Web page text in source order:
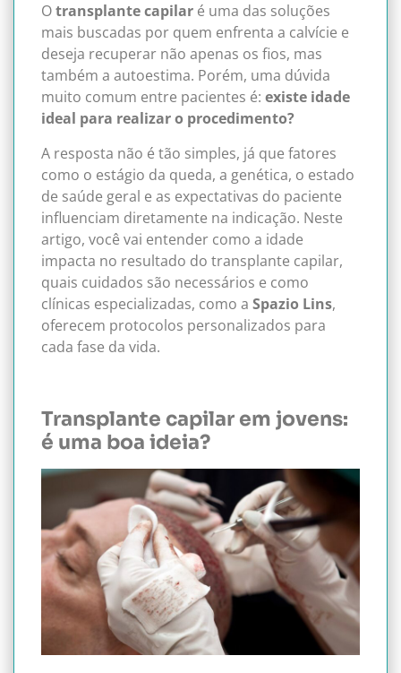
Otransplante capilar é uma das soluções
mais buscadas por quem enfrenta a calvície e
deseja recuperar não apenas os fios, mas
também a autoestima. Porém, uma dúvida
muito comum entre pacientes é: existe idade
ideal para realizar o procedimento?
A resposta não é tão simples, já que fatores
como o estágio da queda, a genética, o estado
de saúde geral e as expectativas do paciente
influenciam diretamente na indicação. Neste
artigo, você vai entender como a idade
impacta no resultado do transplante capilar,
quais cuidados são necessários e como
clínicas especializadas, como a Spazio Lins,
oferecem protocolos personalizados para
cada fase da vida.
Transplante capilar em jovens:
é uma boa ideia?